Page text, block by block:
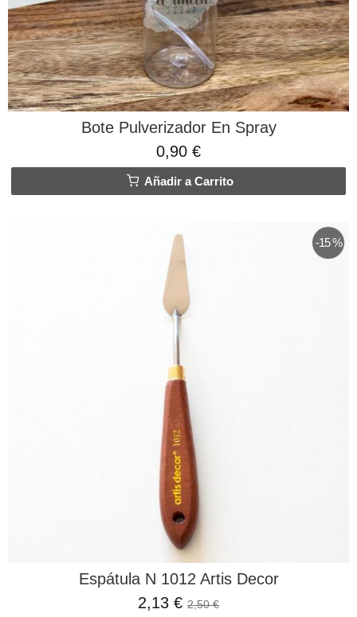
Bote Pulverizador En Spray
0,90 €
Añadir a Carrito
-15 %
Espátula N 1012 Artis Decor
2,13 € 2,50 €